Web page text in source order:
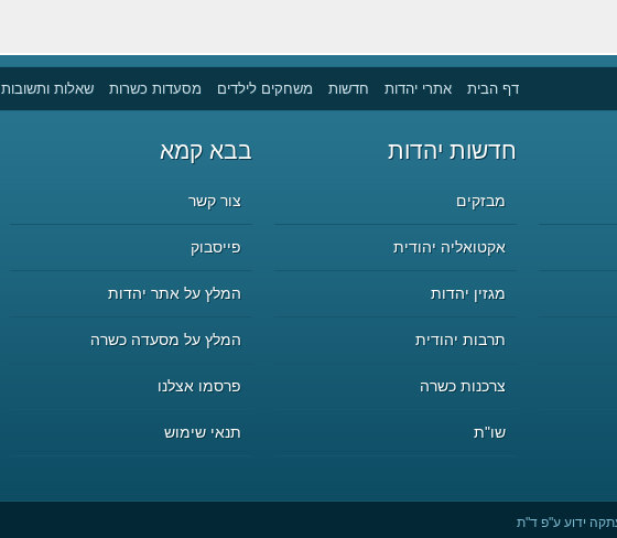
דף הבית אתרי יהדות חדשות משחקים לילדים מסעדות כשרות שאלות ותשובות
חדשות יהדות
מבזקים
אקטואליה יהודית
מגזין יהדות
תרבות יהודית
צרכנות כשרה
שו"ת
בבא קמא
צור קשר
פייסבוק
המלץ על אתר יהדות
המלץ על מסעדה כשרה
פרסמו אצלנו
תנאי שימוש
ידוע ע"פ ד"ת